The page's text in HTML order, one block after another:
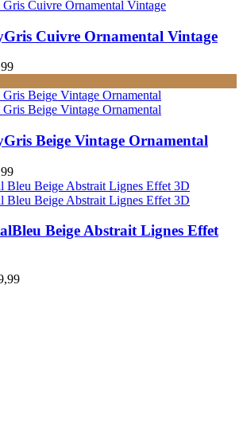
Gris Cuivre Ornamental Vintage
Gris Beige Vintage Ornamental
Bleu Beige Abstrait Lignes Effet